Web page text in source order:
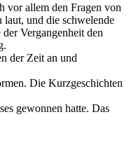
vor allem den Fragen von
und die schwelende
Vergangenheit den
der Zeit an und
Die Kurzgeschichten
gewonnen hatte. Das